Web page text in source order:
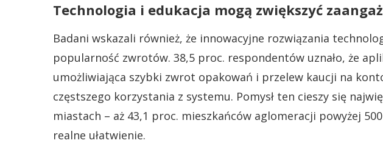
Technologia i edukacja mogą zwiększyć
Badani wskazali również, że innowacyjne rozwiązania
popularność zwrotów. 38,5 proc. respondentów uznało, że
umożliwiająca szybki zwrot opakowań i przelew kaucji na
częstszego korzystania z systemu. Pomysł ten cieszy się
miastach – aż 43,1 proc. mieszkańców aglomeracji powyżej
realne ułatwienie.